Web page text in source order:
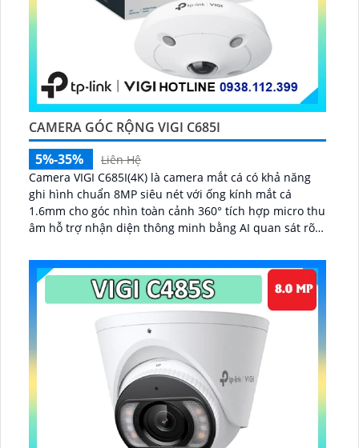
CAMERA GÓC RỘNG VIGI C685I
5%-35%
Liên Hệ
Camera VIGI C685I(4K) là camera mắt cá có khả năng
ghi hình chuẩn 8MP siêu nét với ống kính mắt cá
1.6mm cho góc nhìn toàn cảnh 360° tích hợp micro thu
âm hỗ trợ nhận diện thông minh bằng AI quan sát rõ
microSD 256GB NVR NAS FTP cấp nguồn qua PoE hoặc
DC 12V...